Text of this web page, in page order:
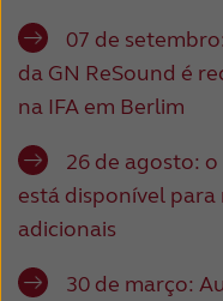
07 de
da GN ReSound é
na IFA em Berlim
26 de agosto: o
está disponível
adicionais
30 de março: